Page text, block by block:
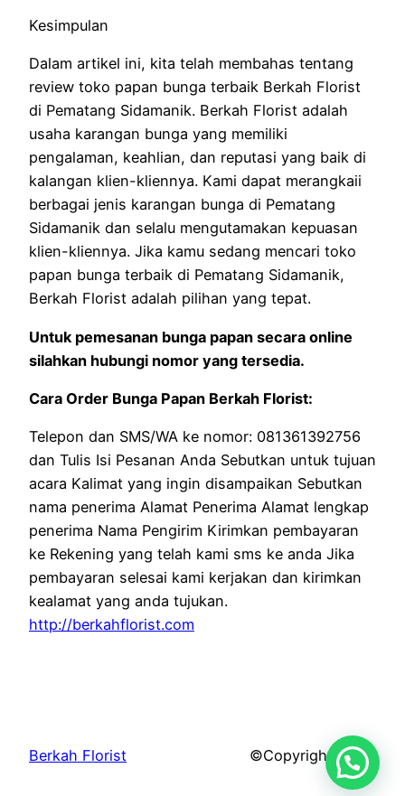
Kesimpulan
Dalam artikel ini, kita telah membahas tentang
review toko papan bunga terbaik Berkah Florist
di Pematang Sidamanik. Berkah Florist adalah
usaha karangan bunga yang memiliki
pengalaman, keahlian, dan reputasi yang baik di
kalangan klien-kliennya. Kami dapat merangkaii
berbagai jenis karangan bunga di Pematang
Sidamanik dan selalu mengutamakan kepuasan
klien-kliennya. Jika kamu sedang mencari toko
papan bunga terbaik di Pematang Sidamanik,
Berkah Florist adalah pilihan yang tepat.
Untuk pemesanan bunga papan secara online
silahkan hubungi nomor yang tersedia.
Cara Order Bunga Papan Berkah Florist:
Telepon dan SMS/WA ke nomor: 081361392756
dan Tulis Isi Pesanan Anda Sebutkan untuk tujuan
acara Kalimat yang ingin disampaikan Sebutkan
nama penerima Alamat Penerima Alamat lengkap
penerima Nama Pengirim Kirimkan pembayaran
ke Rekening yang telah kami sms ke anda Jika
pembayaran selesai kami kerjakan dan kirimkan
kealamat yang anda tujukan.
http://berkahflorist.com
Berkah Florist ©Copyright 2026.